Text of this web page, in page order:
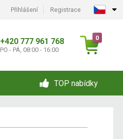
Přihlášení Registrace
+420 777 961 768
PO - PÁ, 08:00 - 16:00
0
TOP nabídky